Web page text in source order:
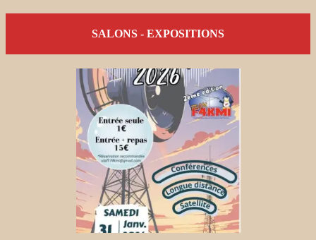
SALONS - EXPOSITIONS